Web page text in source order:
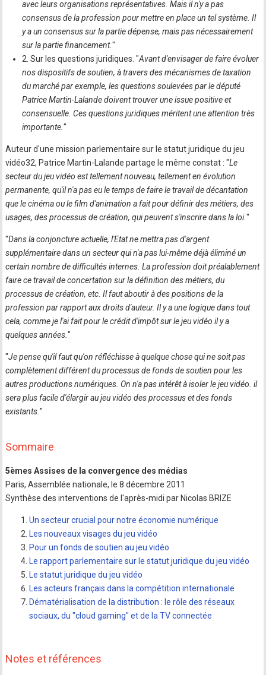
avec leurs organisations représentatives. Mais il n'y a pas
consensus de la profession pour mettre en place un tel système. Il
y a un consensus sur la partie dépense, mais pas nécessairement
sur la partie financement."
2. Sur les questions juridiques. "Avant d'envisager de faire évoluer
nos dispositifs de soutien, à travers des mécanismes de taxation
du marché par exemple, les questions soulevées par le député
Patrice Martin-Lalande doivent trouver une issue positive et
consensuelle. Ces questions juridiques méritent une attention très
importante."
Auteur d'une mission parlementaire sur le statut juridique du jeu
vidéo32, Patrice Martin-Lalande partage le même constat : "Le
secteur du jeu vidéo est tellement nouveau, tellement en évolution
permanente, qu'il n'a pas eu le temps de faire le travail de décantation
que le cinéma ou le film d'animation a fait pour définir des métiers, des
usages, des processus de création, qui peuvent s'inscrire dans la loi."
"Dans la conjoncture actuelle, l'Etat ne mettra pas d'argent
supplémentaire dans un secteur qui n'a pas lui-même déjà éliminé un
certain nombre de difficultés internes. La profession doit préalablement
faire ce travail de concertation sur la définition des métiers, du
processus de création, etc. Il faut aboutir à des positions de la
profession par rapport aux droits d'auteur. Il y a une logique dans tout
cela, comme je l'ai fait pour le crédit d'impôt sur le jeu vidéo il y a
quelques années."
"Je pense qu'il faut qu'on réfléchisse à quelque chose qui ne soit pas
complètement différent du processus de fonds de soutien pour les
autres productions numériques. On n'a pas intérêt à isoler le jeu vidéo. il
sera plus facile d'élargir au jeu vidéo des processus et des fonds
existants."
Sommaire
5èmes Assises de la convergence des médias
Paris, Assemblée nationale, le 8 décembre 2011
Synthèse des interventions de l'après-midi par Nicolas BRIZE
Un secteur crucial pour notre économie numérique
Les nouveaux visages du jeu vidéo
Pour un fonds de soutien au jeu vidéo
Le rapport parlementaire sur le statut juridique du jeu vidéo
Le statut juridique du jeu vidéo
Les acteurs français dans la compétition internationale
Dématérialisation de la distribution : le rôle des réseaux
sociaux, du "cloud gaming" et de la TV connectée
Notes et références